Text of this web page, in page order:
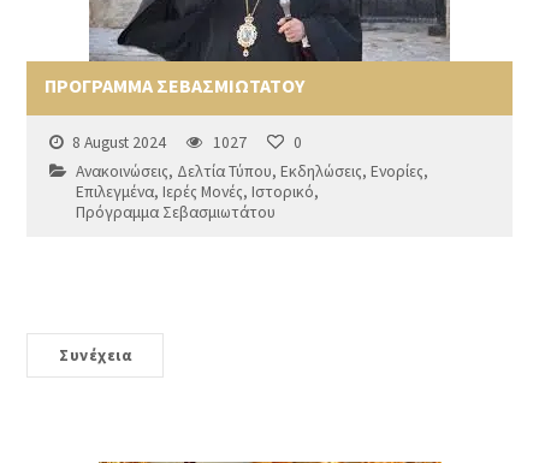
ΠΡΟΓΡΑΜΜΑ ΣΕΒΑΣΜΙΩΤΑΤΟΥ
8 August 2024 1027
0
Ανακοινώσεις, Δελτία Τύπου,Εκδηλώσεις,Ενορίες,
Επιλεγμένα,Ιερές Μονές,Ιστορικό,
Πρόγραμμα Σεβασμιωτάτου
Συνέχεια